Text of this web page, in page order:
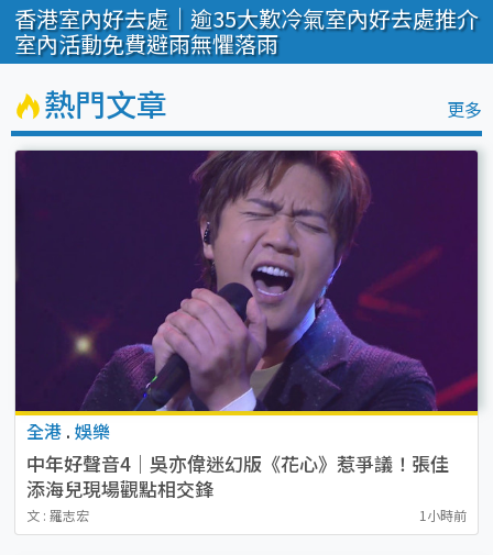
香港拍拖好去處｜逾12項情侶活動/室內戶外約
會地點推介 郊遊/賞日落/工作坊
熱門文章 更多
全港 . 娛樂
中年好聲音4｜吳亦偉迷幻版《花心》惹爭議！張佳
添海兒現場觀點相交鋒
文 : 羅志宏 1小時前